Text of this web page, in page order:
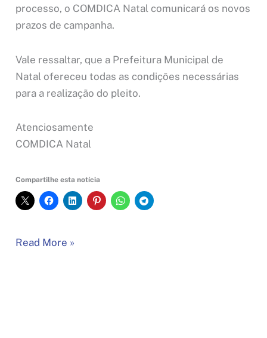
processo, o COMDICA Natal comunicará os novos
prazos de campanha.
Vale ressaltar, que a Prefeitura Municipal de
Natal ofereceu todas as condições necessárias
para a realização do pleito.
Atenciosamente
COMDICA Natal
Compartilhe esta notícia
Comdica/Natal
Read More »